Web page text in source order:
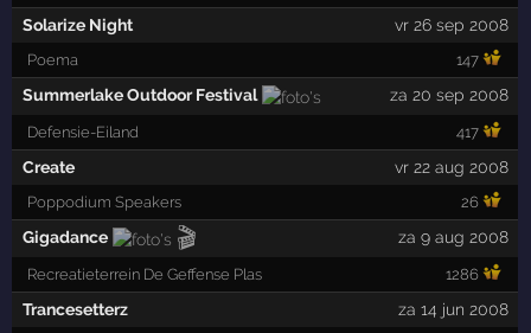
Solarize Night vr 26 sep 2008
Poema 147
Summerlake Outdoor Festival za 20 sep 2008
Defensie-Eiland 417
Create vr 22 aug 2008
Poppodium Speakers 26
Gigadance 🎬 za 9 aug 2008
Recreatieterrein De Geffense Plas 1286
Trancesetterz za 14 jun 2008